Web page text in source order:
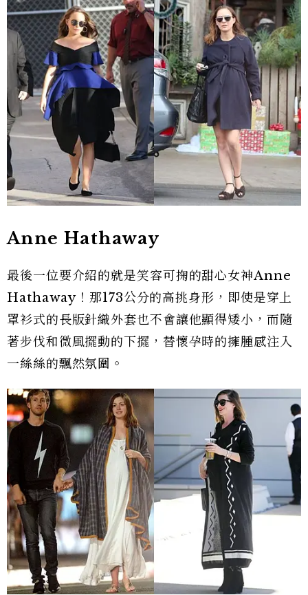
Anne Hathaway
最後一位要介紹的就是笑容可掬的甜心女神Anne
Hathaway！那173公分的高挑身形，即使是穿上
罩衫式的長版針織外套也不會讓他顯得矮小，而隨
著步伐和微風擺動的下擺，替懷孕時的擁腫感注入
一絲絲的飄然氛圍。